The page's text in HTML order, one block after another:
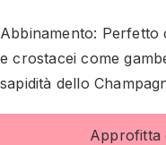
Abbinamento: Perfetto
e crostacei come
sapidità dello
Approfitta